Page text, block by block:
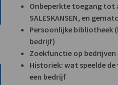
Onbeperkte toegang tot
SALESKANSEN, en
Persoonlijke bibliotheek
bedrijf)
Zoekfunctie op bedrijven
Historiek: wat speelde
een bedrijf